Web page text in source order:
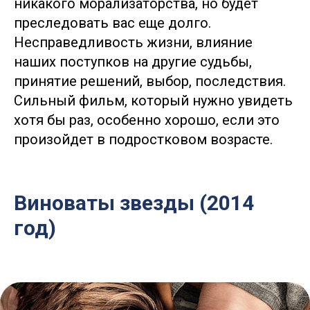
никакого морализаторства, но будет
преследовать вас еще долго.
Несправедливость жизни, влияние
наших поступков на другие судьбы,
принятие решений, выбор, последствия.
Сильный фильм, который нужно увидеть
хотя бы раз, особенно хорошо, если это
произойдет в подростковом возрасте.
Виноваты звезды (2014
год)